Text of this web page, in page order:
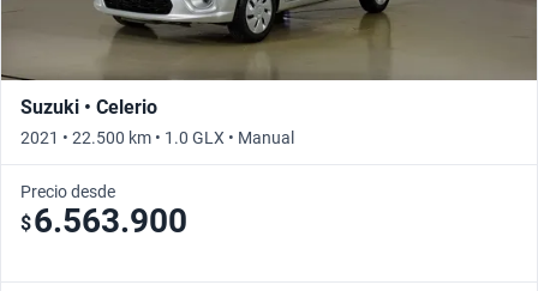
Suzuki • Celerio
2021 • 22.500 km • 1.0 GLX • Manual
Precio desde
$6.563.900